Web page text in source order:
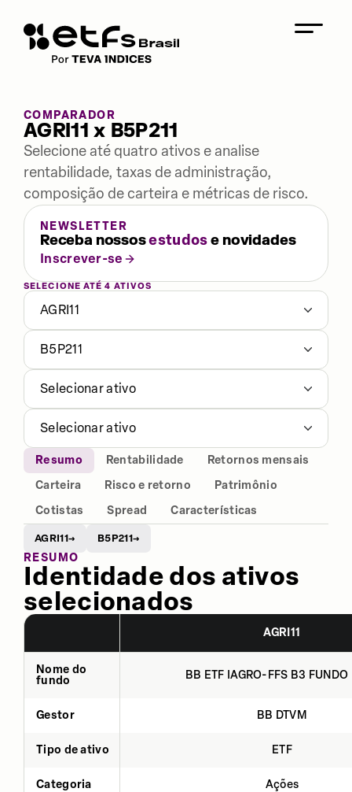
COMPARADOR
AGRI11 x B5P211
Selecione até quatro ativos e analise
rentabilidade, taxas de administração,
composição de carteira e métricas de risco.
NEWSLETTER
Receba nossosestudose novidades
Inscrever-se
SELECIONE ATÉ 4 ATIVOS
AGRI11
B5P211
Selecionar ativo
Selecionar ativo
Resumo Rentabilidade
Retornos mensais
Carteira
Risco e retorno
Patrimônio
Cotistas
Spread Características
AGRI11→ B5P211→
RESUMO
Identidade dos ativos
selecionados
AGRI11
Nome do
fundo
BB ETF IAGRO-FFS B3
Gestor BB DTVM
Tipo de ativo ETF
Categoria Ações